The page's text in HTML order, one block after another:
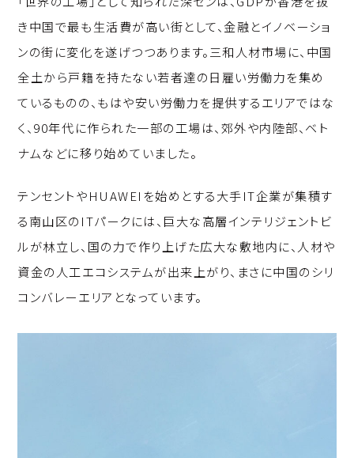
き中国で最も生活費が高い街として、金融とイノベーショ
ンの街に変化を遂げつつあります。三和人材市場に、中国
全土から戸籍を持たない若者達の日雇い労働力を集め
ているものの、もはや安い労働力を提供するエリアではな
く、90年代に作られた一部の工場は、郊外や内陸部、ベト
ナムなどに移り始めていました。
テンセントやHUAWEIを始めとする大手IT企業が集積す
る南山区のITパークには、巨大な高層インテリジェントビ
ルが林立し、国の力で作り上げた広大な敷地内に、人材や
資金の人工エコシステムが出来上がり、まさに中国のシリ
コンバレーエリアとなっています。